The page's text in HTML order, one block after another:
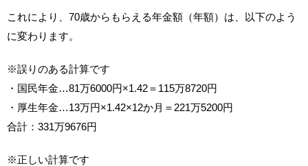
これにより、70歳からもらえる年金額（年額）は、以下のよう
に変わります。
※誤りのある計算です
・国民年金…81万6000円×1.42＝115万8720円
・厚生年金…13万円×1.42×12か月＝221万5200円
合計：331万9676円
※正しい計算です